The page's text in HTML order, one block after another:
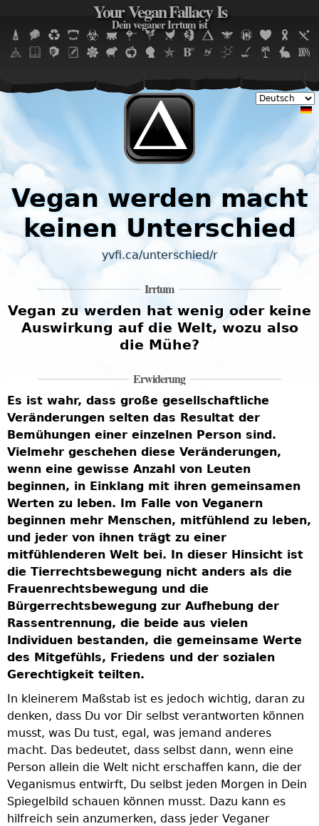
Jump to navigation
Your Vegan Fallacy Is
Dein veganer Irrtum ist
Vegan werden macht
keinen Unterschied
yvfi.ca/unterschied/r
Irrtum
Vegan zu werden hat wenig oder keine
Auswirkung auf die Welt, wozu also
die Mühe?
Erwiderung
Es ist wahr, dass große gesellschaftliche
Veränderungen selten das Resultat der
Bemühungen einer einzelnen Person sind.
Vielmehr geschehen diese Veränderungen,
wenn eine gewisse Anzahl von Leuten
beginnen, in Einklang mit ihren gemeinsamen
Werten zu leben. Im Falle von Veganern
beginnen mehr Menschen, mitfühlend zu leben,
und jeder von ihnen trägt zu einer
mitfühlenderen Welt bei. In dieser Hinsicht ist
die Tierrechtsbewegung nicht anders als die
Frauenrechtsbewegung und die
Bürgerrechtsbewegung zur Aufhebung der
Rassentrennung, die beide aus vielen
Individuen bestanden, die gemeinsame Werte
des Mitgefühls, Friedens und der sozialen
Gerechtigkeit teilten.
In kleinerem Maßstab ist es jedoch wichtig, daran zu
denken, dass Du vor Dir selbst verantworten können
musst, was Du tust, egal, was jemand anderes
macht. Das bedeutet, dass selbst dann, wenn eine
Person allein die Welt nicht erschaffen kann, die der
Veganismus entwirft, Du selbst jeden Morgen in Dein
Spiegelbild schauen können musst. Dazu kann es
hilfreich sein anzumerken, dass jeder Veganer